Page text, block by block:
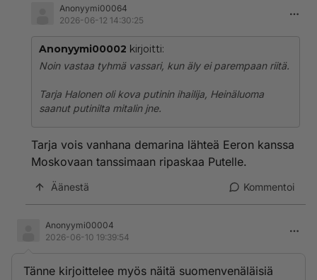
Anonyymi00064
2026-06-12 14:30:25
Anonyymi00002 kirjoitti:
Noin vastaa tyhmä vassari, kun äly ei parempaan riitä.
Tarja Halonen oli kova putinin ihailija, Heinäluoma
saanut putinilta mitalin jne.
Tarja vois vanhana demarina lähteä Eeron kanssa
Moskovaan tanssimaan ripaskaa Putelle.
Äänestä Kommentoi
Anonyymi00004
2026-06-10 19:39:54
Tänne kirjoittelee myös näitä suomenvenäläisiä